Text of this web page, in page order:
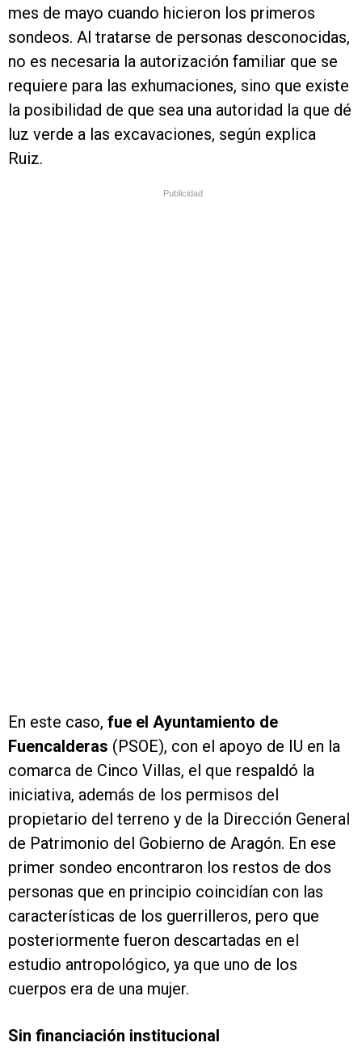
mes de mayo cuando hicieron los primeros
sondeos. Al tratarse de personas desconocidas,
no es necesaria la autorización familiar que se
requiere para las exhumaciones, sino que existe
la posibilidad de que sea una autoridad la que dé
luz verde a las excavaciones, según explica
Ruiz.
Publicidad
En este caso, fue el Ayuntamiento de
Fuencalderas (PSOE), con el apoyo de IU en la
comarca de Cinco Villas, el que respaldó la
iniciativa, además de los permisos del
propietario del terreno y de la Dirección General
de Patrimonio del Gobierno de Aragón. En ese
primer sondeo encontraron los restos de dos
personas que en principio coincidían con las
características de los guerrilleros, pero que
posteriormente fueron descartadas en el
estudio antropológico, ya que uno de los
cuerpos era de una mujer.
Sin financiación institucional